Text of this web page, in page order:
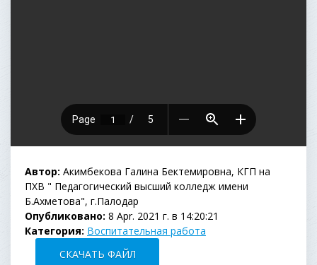
Автор: Акимбекова Галина Бектемировна, КГП на
ПХВ " Педагогический высший колледж имени
Б.Ахметова", г.Палодар
Опубликовано: 8 Apr. 2021 г. в 14:20:21
Категория: Воспитательная работа
СКАЧАТЬ ФАЙЛ